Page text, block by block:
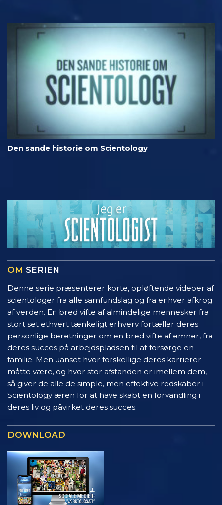
Den sande historie om Scientology
OM SERIEN
Denne serie præsenterer korte, opløftende videoer af
scientologer fra alle samfundslag og fra enhver afkrog
af verden. En bred vifte af almindelige mennesker fra
stort set ethvert tænkeligt erhverv fortæller deres
personlige beretninger om en bred vifte af emner, fra
deres succes på arbejdspladsen til at forsørge en
familie. Men uanset hvor forskellige deres karrierer
måtte være, og hvor stor afstanden er imellem dem,
så giver de alle de simple, men effektive redskaber i
Scientology æren for at have skabt en forvandling i
deres liv og påvirket deres succes.
DOWNLOAD